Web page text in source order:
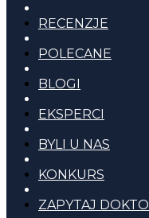
RECENZJE
POLECANE
BLOGI
EKSPERCI
BYLI U NAS
KONKURS
ZAPYTAJ